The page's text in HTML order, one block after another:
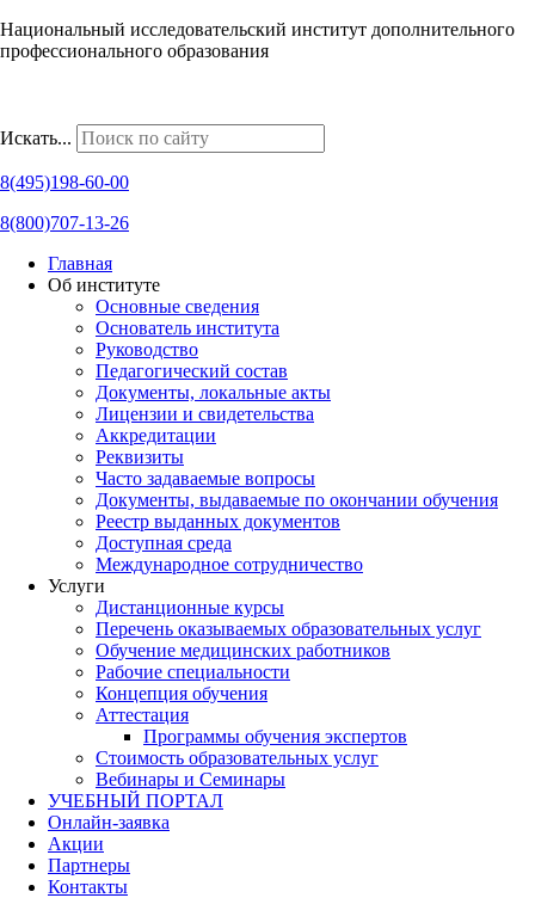
Национальный исследовательский институт дополнительного
профессионального образования
Искать...
8(495)198-60-00
8(800)707-13-26
Главная
Об институте
Основные сведения
Основатель института
Руководство
Педагогический состав
Документы, локальные акты
Лицензии и свидетельства
Аккредитации
Реквизиты
Часто задаваемые вопросы
Документы, выдаваемые по окончании обучения
Реестр выданных документов
Доступная среда
Международное сотрудничество
Услуги
Дистанционные курсы
Перечень оказываемых образовательных услуг
Обучение медицинских работников
Рабочие специальности
Концепция обучения
Аттестация
Программы обучения экспертов
Стоимость образовательных услуг
Вебинары и Семинары
УЧЕБНЫЙ ПОРТАЛ
Онлайн-заявка
Акции
Партнеры
Контакты